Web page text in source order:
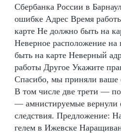
Сбербанка России в
ошибке Адрес Время
карте Не должно быть на
Неверное расположение на
быть на карте Неверный
работы Другое Укажите
Спасибо, мы приняли ваше
В том числе две трети —
— амнистируемые вернули
следствия. Предложение:
гелем в Ижевске